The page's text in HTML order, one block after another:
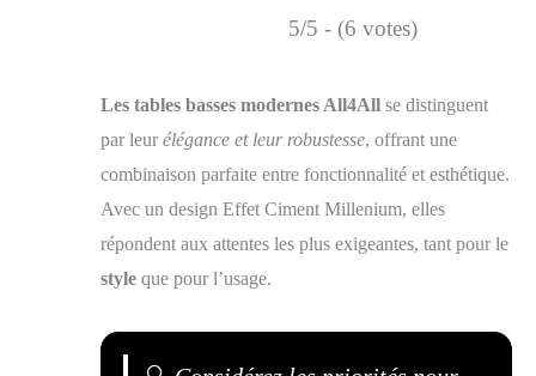
5/5 - (6 votes)
Les tables basses modernes All4All se distinguent
par leur élégance et leur robustesse, offrant une
combinaison parfaite entre fonctionnalité et esthétique.
Avec un design Effet Ciment Millenium, elles
répondent aux attentes les plus exigeantes, tant pour le
style que pour l’usage.